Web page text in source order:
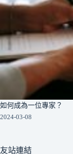
如何成為一位專家？
2024-03-08
友站連結